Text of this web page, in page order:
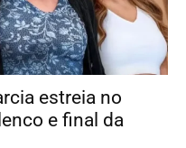
estreia no
e final da